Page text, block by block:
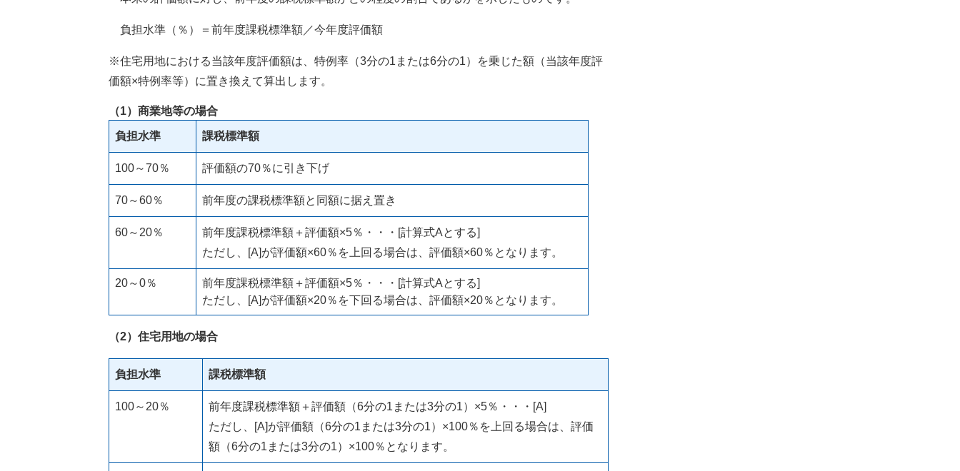
負担水準（％）＝前年度課税標準額／今年度評価額
※住宅用地における当該年度評価額は、特例率（3分の1または6分の1）を乗じた額（当該年度評
価額×特例率等）に置き換えて算出します。
（1）商業地等の場合
負担水準 課税標準額
100～70％ 評価額の70％に引き下げ
70～60％ 前年度の課税標準額と同額に据え置き
60～20％
前年度課税標準額＋評価額×5％・・・[計算式Aとする]
ただし、[A]が評価額×60％を上回る場合は、評価額×60％となります。
20～0％
前年度課税標準額＋評価額×5％・・・[計算式Aとする]
ただし、[A]が評価額×20％を下回る場合は、評価額×20％となります。
（2）住宅用地の場合
負担水準 課税標準額
100～20％
前年度課税標準額＋評価額（6分の1または3分の1）×5％・・・[A]
ただし、[A]が評価額（6分の1または3分の1）×100％を上回る場合は、評価
額（6分の1または3分の1）×100％となります。